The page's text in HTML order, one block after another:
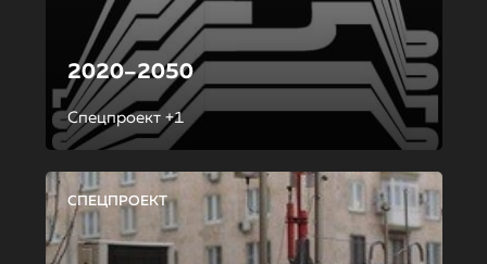
2020–2050
Спецпроект +1
СПЕЦПРОЕКТ